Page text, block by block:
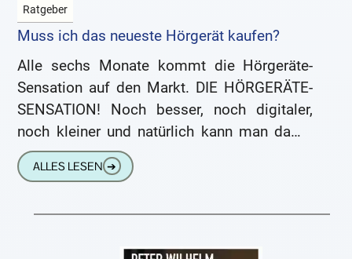
Ratgeber
Muss ich das neueste Hörgerät kaufen?
Alle sechs Monate kommt die Hörgeräte-
Sensation auf den Markt. DIE HÖRGERÄTE-
SENSATION! Noch besser, noch digitaler,
noch kleiner und natürlich kann man damit
noch viel besser hören und verstehen als
jemals
ALLES LESEN ➔